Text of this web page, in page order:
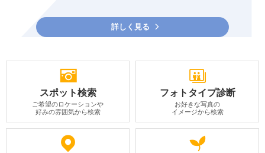
詳しく見る
スポット検索
ご希望のロケーションや
好みの雰囲気から検索
フォトタイプ診断
お好きな写真の
イメージから検索